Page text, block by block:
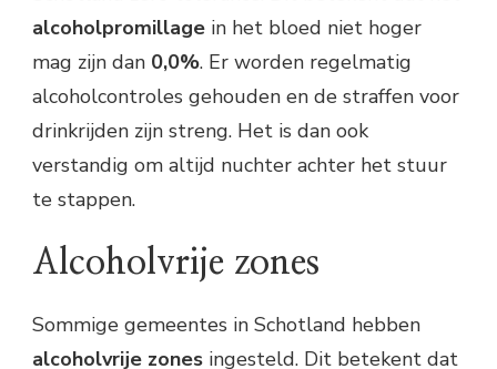
alcoholpromillage in het bloed niet hoger
mag zijn dan 0,0%. Er worden regelmatig
alcoholcontroles gehouden en de straffen voor
drinkrijden zijn streng. Het is dan ook
verstandig om altijd nuchter achter het stuur
te stappen.
Alcoholvrije zones
Sommige gemeentes in Schotland hebben
alcoholvrije zones ingesteld. Dit betekent dat